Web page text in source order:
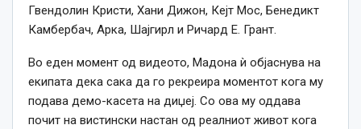
Гвендолин Кристи, Хани Дижон, Кејт Мос, Бенедикт
Камбербач, Арка, Шајгирл и Ричард Е. Грант.
Во еден момент од видеото, Мадона ѝ објаснува на
екипата дека сака да го рекреира моментот кога му
подава демо-касета на диџеј. Со ова му оддава
почит на вистински настан од реалниот живот кога